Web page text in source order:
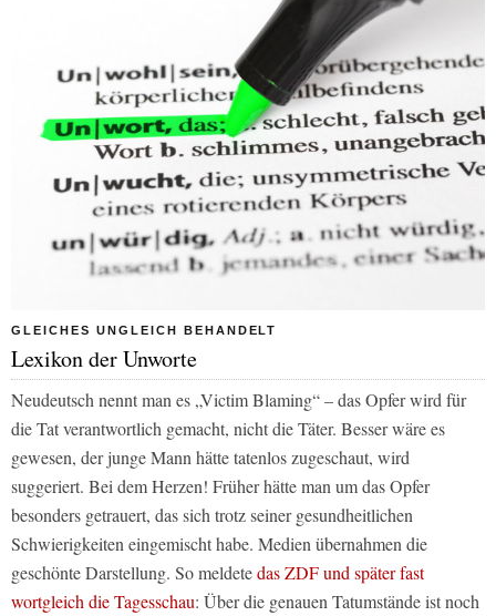
GLEICHES UNGLEICH BEHANDELT
Lexikon der Unworte
Neudeutsch nennt man es „Victim Blaming“ – das Opfer wird für
die Tat verantwortlich gemacht, nicht die Täter. Besser wäre es
gewesen, der junge Mann hätte tatenlos zugeschaut, wird
suggeriert. Bei dem Herzen! Früher hätte man um das Opfer
besonders getrauert, das sich trotz seiner gesundheitlichen
Schwierigkeiten eingemischt habe. Medien übernahmen die
geschönte Darstellung. So meldetedas ZDF und später fast
wortgleich die Tagesschau: Über die genauen Tatumstände ist noch